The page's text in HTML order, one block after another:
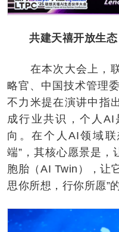
共建天禧开放生
在本次大会上，联
略官、中国技术管理
不力米提在演讲中指
成行业共识，个人
向。在个人AI领域
端”，其核心愿景是，
胞胎（AI Twin），让
思你所想，行你所愿”